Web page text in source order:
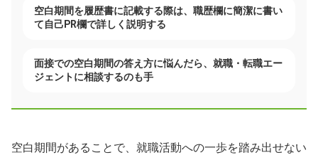
空白期間を履歴書に記載する際は、職歴欄に簡潔に書い
て自己PR欄で詳しく説明する
面接での空白期間の答え方に悩んだら、就職・転職エー
ジェントに相談するのも手
空白期間があることで、就職活動への一歩を踏み出せない